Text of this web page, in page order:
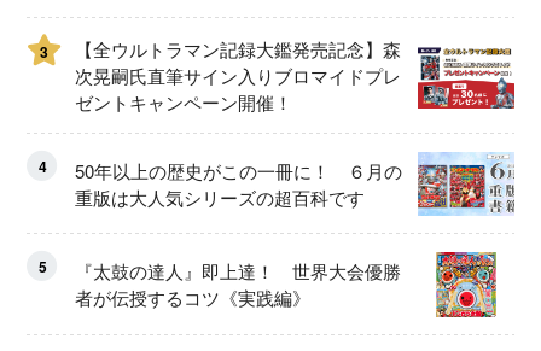
3
【全ウルトラマン記録大鑑発売記念】森
次晃嗣氏直筆サイン入りブロマイドプレ
ゼントキャンペーン開催！
4
50年以上の歴史がこの一冊に！ ６月の
重版は大人気シリーズの超百科です
5
『太鼓の達人』即上達！ 世界大会優勝
者が伝授するコツ《実践編》